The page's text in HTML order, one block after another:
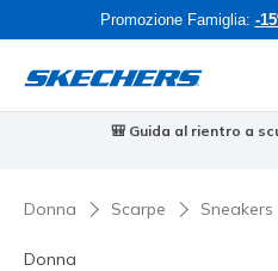
Promozione Famiglia: -
Skechers VIP:reso gratuito
Donna Scarpe Sneakers
Donna